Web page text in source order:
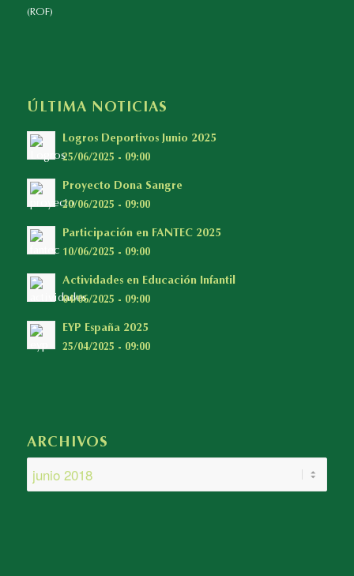
(ROF)
ÚLTIMA NOTICIAS
Logros Deportivos Junio 2025
25/06/2025 - 09:00
Proyecto Dona Sangre
20/06/2025 - 09:00
Participación en FANTEC 2025
10/06/2025 - 09:00
Actividades en Educación Infantil
04/06/2025 - 09:00
EYP España 2025
25/04/2025 - 09:00
ARCHIVOS